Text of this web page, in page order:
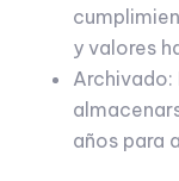
y valores
Archivado:
años para